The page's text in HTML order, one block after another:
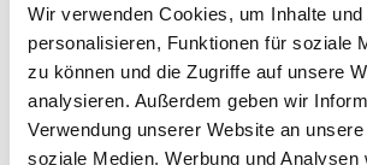
Wir verwenden Cookies, um Inhalte
personalisieren, Funktionen für soziale
zu können und die Zugriffe auf unsere
analysieren. Außerdem geben wir
Verwendung unserer Website an
soziale Medien, Werbung und Analysen